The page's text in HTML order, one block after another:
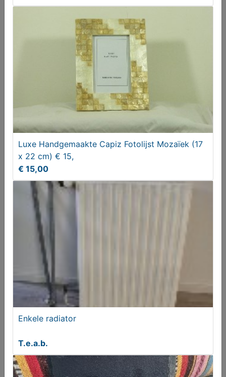
Salontafel | Grenen | Stevig en degelijk
Rotan mand om met plant op te hangen
€ 9,95
Speelse visschub tegels donker blauw 12x12,5 of
Luxe Handgemaakte Capiz Fotolijst Mozaïek (17
x 22 cm) € 15,
€ 15,00
Enkele radiator
T.e.a.b.